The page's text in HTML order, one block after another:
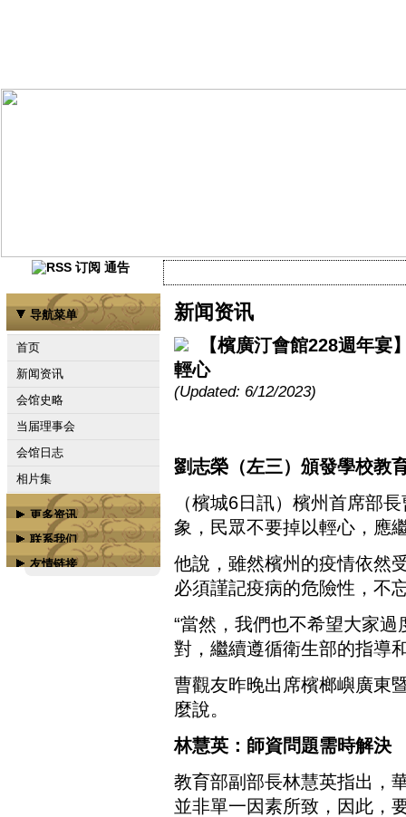
通告
导航菜单
首页
新闻资讯
会馆史略
当届理事会
会馆日志
相片集
更多资讯
属下会馆
联系我们
友情链接
新闻资讯
【檳廣汀會館228週年
輕心
(Updated: 6/12/2023)
劉志榮（左三）頒發學校教
（檳城6日訊）檳州首席部
象，民眾不要掉以輕心，應
他說，雖然檳州的疫情依然
必須謹記疫病的危險性，不
“當然，我們也不希望大家
對，繼續遵循衛生部的指導
曹觀友昨晚出席檳榔嶼廣東
麼說。
林慧英：師資問題需時解決
教育部副部長林慧英指出，
並非單一因素所致，因此，